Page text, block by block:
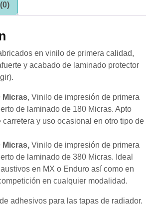
en vinilo de primera calidad,
y acabado de laminado protector
Micras, Vinilo de impresión de primera
de laminado de 180 Micras. Apto
carretera y uso ocasional en otro tipo de
Micras, Vinilo de impresión de primera
de laminado de 380 Micras. Ideal
en MX o Enduro así como en
en cualquier modalidad.
adhesivos para las tapas de radiador.